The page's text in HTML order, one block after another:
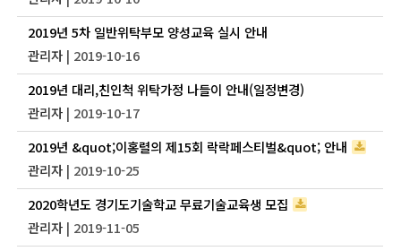
2019년 5차 일반위탁부모 양성교육 실시 안내
관리자 | 2019-10-16
2019년 대리,친인척 위탁가정 나들이 안내(일정변경)
관리자 | 2019-10-17
2019년 &quot;이홍렬의 제15회 락락페스티벌&quot; 안내
관리자 | 2019-10-25
2020학년도 경기도기술학교 무료기술교육생 모집
관리자 | 2019-11-05